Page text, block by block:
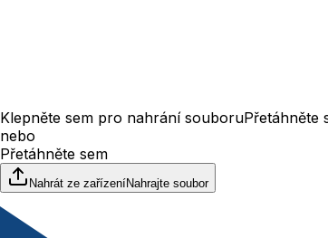
Klepněte sem pro nahrání souboruPřetáhněte
nebo
Přetáhněte sem
Nahrát ze zařízeníNahrajte soubor
Velikost až 100 MB